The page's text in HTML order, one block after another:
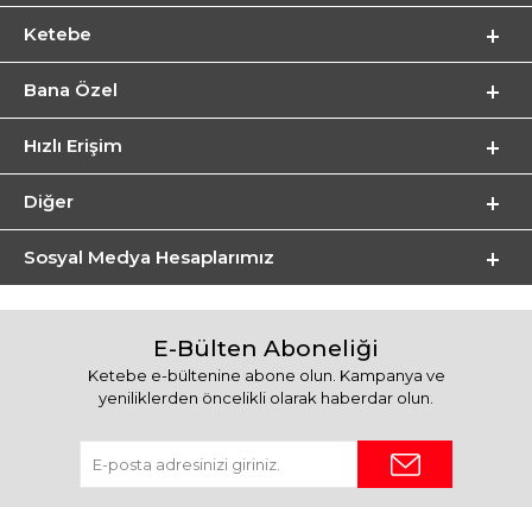
Ketebe
Bana Özel
Hızlı Erişim
Diğer
Sosyal Medya Hesaplarımız
E-Bülten Aboneliği
Ketebe e-bültenine abone olun. Kampanya ve
yeniliklerden öncelikli olarak haberdar olun.